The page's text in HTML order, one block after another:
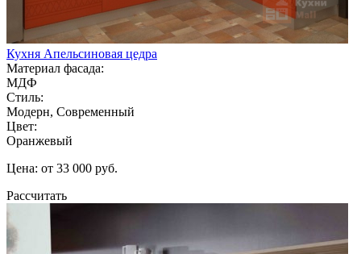
Кухня Апельсиновая цедра
Материал фасада:
МДФ
Стиль:
Модерн, Современный
Цвет:
Оранжевый
Цена: от 33 000 руб.
Рассчитать